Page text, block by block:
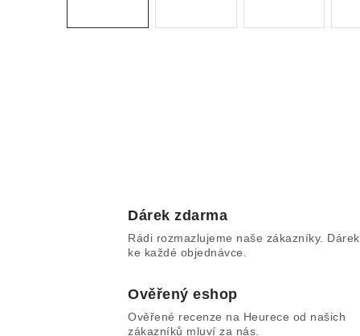
Dárek zdarma
Rádi rozmazlujeme naše zákazníky. Dárek
ke každé objednávce.
Ověřený eshop
Ověřené recenze na Heurece od našich
zákazníků mluví za nás.